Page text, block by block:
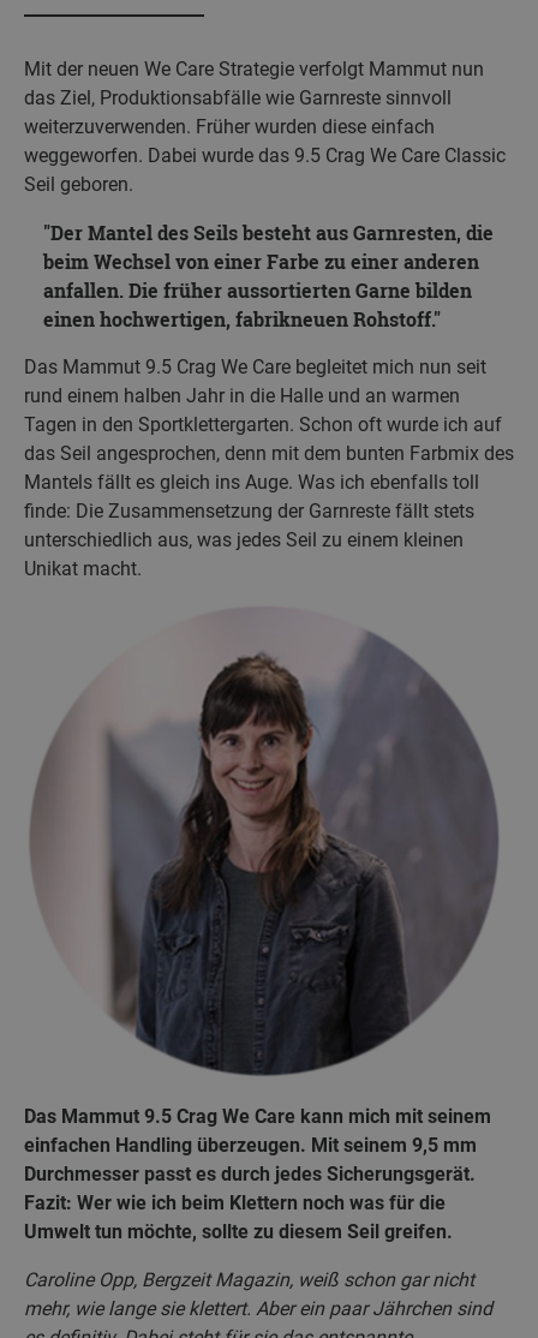
Mit der neuen We Care Strategie verfolgt Mammut nun
das Ziel, Produktionsabfälle wie Garnreste sinnvoll
weiterzuverwenden. Früher wurden diese einfach
weggeworfen. Dabei wurde das 9.5 Crag We Care Classic
Seil geboren.
Der Mantel des Seils besteht aus Garnresten, die
beim Wechsel von einer Farbe zu einer anderen
anfallen. Die früher aussortierten Garne bilden
einen hochwertigen, fabrikneuen Rohstoff.
Das Mammut 9.5 Crag We Care begleitet mich nun seit
rund einem halben Jahr in die Halle und an warmen
Tagen in den Sportklettergarten. Schon oft wurde ich auf
das Seil angesprochen, denn mit dem bunten Farbmix des
Mantels fällt es gleich ins Auge. Was ich ebenfalls toll
finde: Die Zusammensetzung der Garnreste fällt stets
unterschiedlich aus, was jedes Seil zu einem kleinen
Unikat macht.
Das Mammut 9.5 Crag We Care kann mich mit seinem
einfachen Handling überzeugen. Mit seinem 9,5 mm
Durchmesser passt es durch jedes Sicherungsgerät.
Fazit: Wer wie ich beim Klettern noch was für die
Umwelt tun möchte, sollte zu diesem Seil greifen.
Caroline Opp, Bergzeit Magazin, weiß schon gar nicht
mehr, wie lange sie klettert. Aber ein paar Jährchen sind